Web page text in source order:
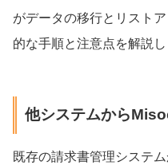
がデータの移行とリスト
的な手順と注意点を解説し
他システムから
既存の請求書管理システ